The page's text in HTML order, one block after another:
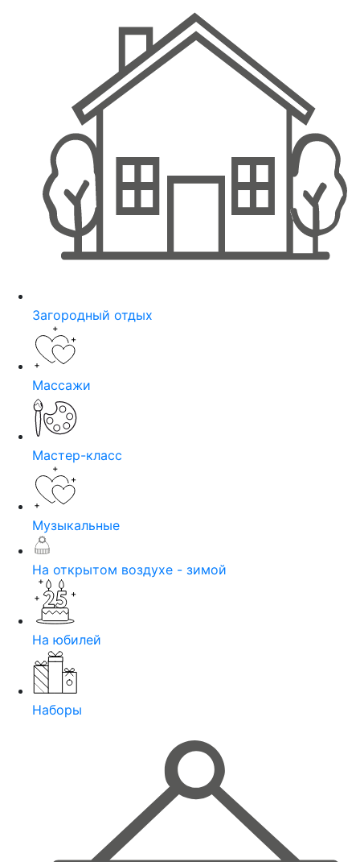
Загородный отдых
Массажи
Мастер-класс
Музыкальные
На открытом воздухе - зимой
На юбилей
Наборы